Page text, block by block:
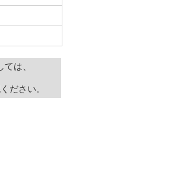
よろしく
す。
は、
ださい。